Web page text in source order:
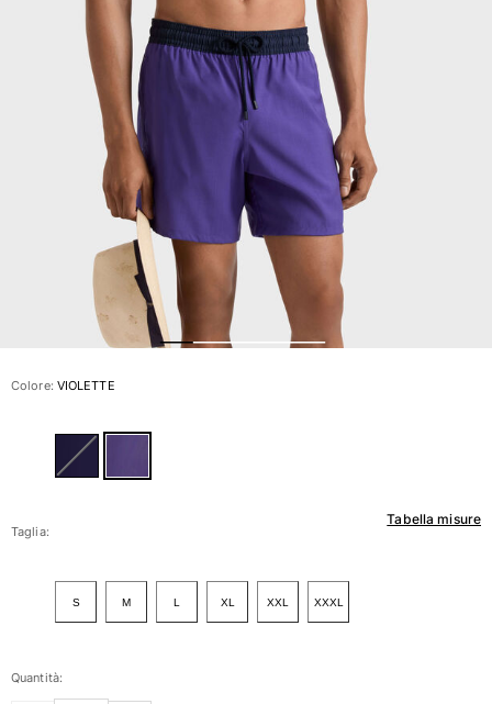
Magici
Vedi tutti i Costumi da bagno
Abbigliamento
Polo
Camicie
Bermuda
Pullover e Cardigan
Capispalla
Pantaloni
Maglieria
T-shirts
Taglie forti
Vedi tutti i Donna
Costumi da bagno
Colore: VIOLETTE
Tabella misure
Taglia:
S M L XL XXL XXXL
Quantità: